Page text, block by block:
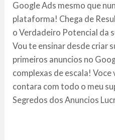
Google Ads mesmo que
plataforma! Chega de
o Verdadeiro Potencial da
Vou te ensinar desde criar
primeiros anuncios no
complexas de escala!
contara com todo o meu
Segredos dos Anuncios